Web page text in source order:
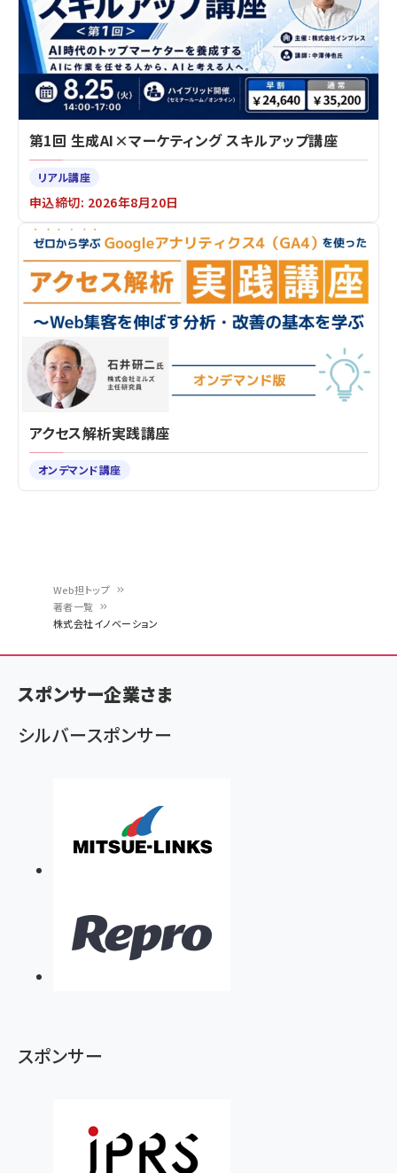
ン
く
ず
Web担トップ
著者一覧
株式会社イノベーション
第1回 生成AI×マーケティング スキルアップ講座
リアル講座
申込締切: 2026年8月20日
アクセス解析実践講座
オンデマンド講座
スポンサー企業さま
シルバースポンサー
スポンサー